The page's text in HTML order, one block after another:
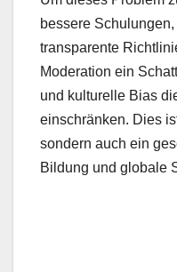
bessere
transparente
Moderation ein
und kulturelle Bias
einschränken. Dies
sondern auch ein
Bildung und globale